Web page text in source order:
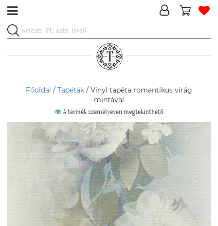
Főoldal / Tapéták / Vinyl tapéta romantikus virág
mintával
A termék személyesen megtekinthető